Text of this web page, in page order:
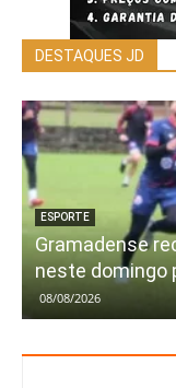
DESTAQUES JD
ESPORTE
Gramadense
neste domingo
08/08/2026